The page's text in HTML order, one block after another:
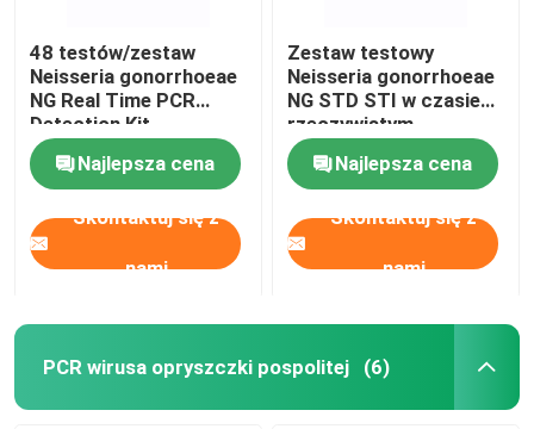
48 testów/zestaw
Neisseria gonorrhoeae
NG Real Time PCR
Detection Kit
liofilizowany
Najlepsza cena
Skontaktuj się z
nami
Zestaw testowy
Neisseria gonorrhoeae
NG STD STI w czasie
rzeczywistym
liofilizowany 24
testy/zestaw
Najlepsza cena
Skontaktuj się z
nami
PCR wirusa opryszczki pospolitej (6)